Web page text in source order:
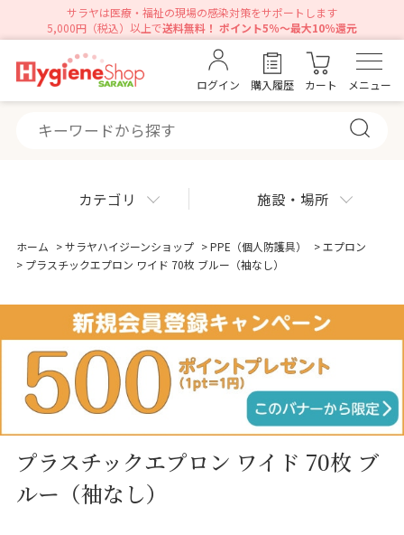
サラヤは医療・福祉の現場の感染対策をサポートします
5,000円（税込）以上で送料無料！ ポイント5％～最大10％還元
ログイン 購入履歴 カート メニュー
カテゴリ 施設・場所
ホーム >サラヤハイジーンショップ >PPE（個人防護具） >エプロン
> プラスチックエプロン ワイド 70枚 ブルー（袖なし）
プラスチックエプロン ワイド 70枚 ブ
ルー（袖なし）